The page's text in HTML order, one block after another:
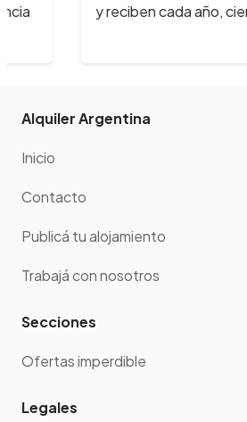
y reciben cada año, cientos de…
Alquiler Argentina
Inicio
Contacto
Publicá tu alojamiento
Trabajá con nosotros
Secciones
Ofertas imperdible
Legales